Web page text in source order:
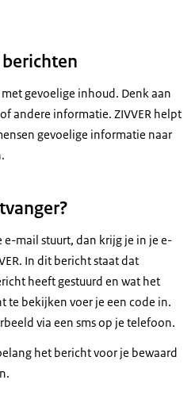
gevoelige inhoud. Denk aan
andere informatie. ZIVVER helpt
gevoelige informatie naar
e-mail stuurt, dan krijg je in je e-
In dit bericht staat dat
heeft gestuurd en wat het
te bekijken voer je een code in.
via een sms op je telefoon.
het bericht voor je bewaard